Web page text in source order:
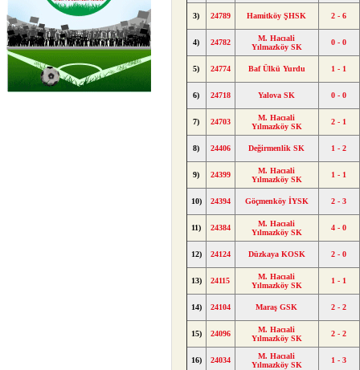
3) 24789 Hamitköy ŞHSK 2 - 6
4) 24782
M. Hacıali
Yılmazköy SK
0 - 0
5) 24774 Baf Ülkü Yurdu 1 - 1
6) 24718 Yalova SK 0 - 0
7) 24703
M. Hacıali
Yılmazköy SK
2 - 1
8) 24406 Değirmenlik SK 1 - 2
9) 24399
M. Hacıali
Yılmazköy SK
1 - 1
10) 24394 Göçmenköy İYSK 2 - 3
11) 24384
M. Hacıali
Yılmazköy SK
4 - 0
12) 24124 Düzkaya KOSK 2 - 0
13) 24115
M. Hacıali
Yılmazköy SK
1 - 1
14) 24104 Maraş GSK 2 - 2
15) 24096
M. Hacıali
Yılmazköy SK
2 - 2
16) 24034
M. Hacıali
Yılmazköy SK
1 - 3